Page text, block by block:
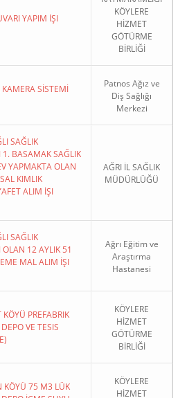
YAPIM İŞI
KÖYLERE
HİZMET
GÖTÜRME
BİRLİĞİ
SİSTEMİ
Patnos Ağız ve
Diş Sağlığı
Merkezi
SAĞLIK
1. BASAMAK SAĞLIK
YAPMAKTA OLAN
KIMLIK
ALIM İŞI
AĞRI İL SAĞLIK
MÜDÜRLÜĞÜ
SAĞLIK
OLAN 12 AYLIK 51
MAL ALIM İŞI
Ağrı Eğitim ve
Araştırma
Hastanesi
KÖYÜ PREFABRIK
VE TESIS
KÖYLERE
HİZMET
GÖTÜRME
BİRLİĞİ
KÖYÜ 75 M3 LÜK
KÖYLERE
HİZMET